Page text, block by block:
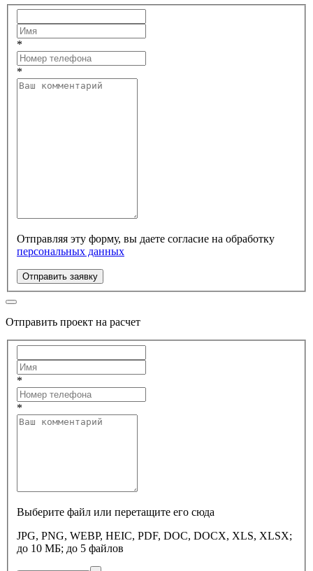
*
*
Отправляя эту форму, вы даете согласие на обработку
персональных данных
Отправить заявку
Отправить проект на расчет
*
*
Выберите файл или перетащите его сюда
JPG, PNG, WEBP, HEIC, PDF, DOC, DOCX, XLS, XLSX;
до 10 МБ; до 5 файлов